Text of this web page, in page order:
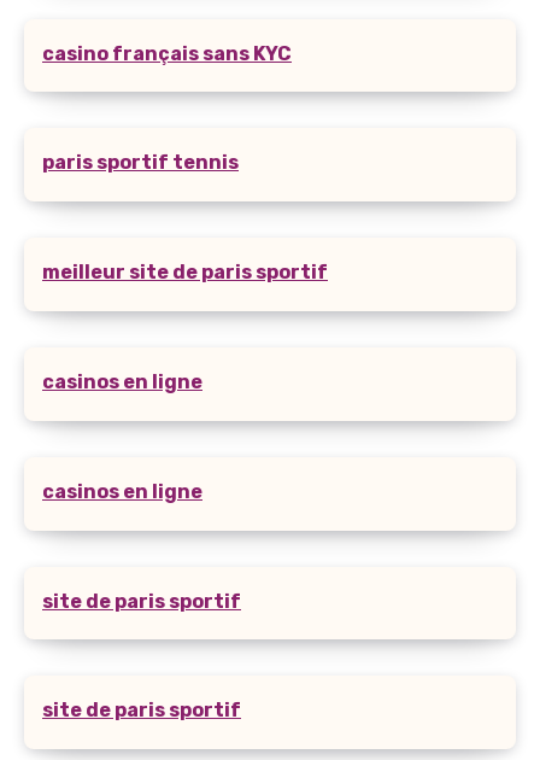
casino français sans KYC
paris sportif tennis
meilleur site de paris sportif
casinos en ligne
casinos en ligne
site de paris sportif
site de paris sportif